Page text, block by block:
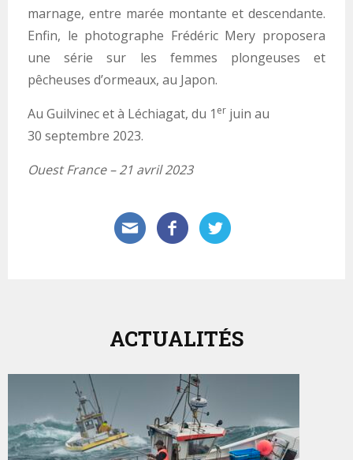
marnage, entre marée montante et descendante.
Enfin, le photographe Frédéric Mery proposera
une série sur les femmes plongeuses et
pêcheuses d’ormeaux, au Japon.
Au Guilvinec et à Léchiagat, du 1 er juin au
30 septembre 2023.
Ouest France – 21 avril 2023
ACTUALITÉS